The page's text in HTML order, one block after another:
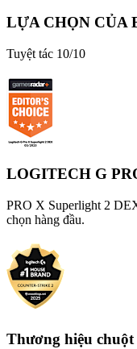
LỰA CHỌN CỦA
Tuyệt tác 10/10
LOGITECH G
PRO X Superlight 2
chọn hàng đầu.
Thương hiệu chuột